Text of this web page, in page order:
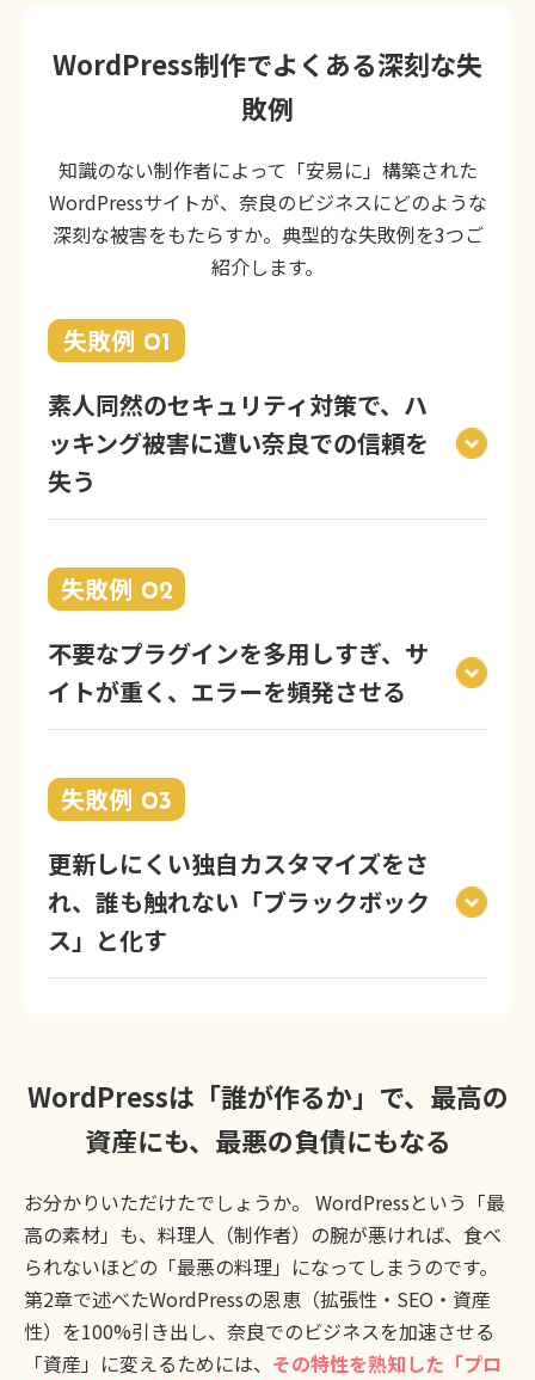
WordPress制作でよくある深刻な失
敗例
知識のない制作者によって「安易に」構築された
WordPressサイトが、奈良のビジネスにどのような
深刻な被害をもたらすか。典型的な失敗例を3つご
紹介します。
失敗例 01
素人同然のセキュリティ対策で、ハ
ッキング被害に遭い奈良での信頼を
失う
失敗例 02
不要なプラグインを多用しすぎ、サ
イトが重く、エラーを頻発させる
失敗例 03
更新しにくい独自カスタマイズをさ
れ、誰も触れない「ブラックボック
ス」と化す
WordPressは「誰が作るか」で、最高の
資産にも、最悪の負債にもなる
お分かりいただけたでしょうか。 WordPressという「最
高の素材」も、料理人（制作者）の腕が悪ければ、食べ
られないほどの「最悪の料理」になってしまうのです。
第2章で述べたWordPressの恩恵（拡張性・SEO・資産
性）を100%引き出し、奈良でのビジネスを加速させる
「資産」に変えるためには、 その特性を熟知した「プロ